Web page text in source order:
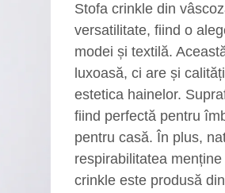
Stofa crinkle din
versatilitate, fiind o
modei și textilă.
luxoasă, ci are și
estetica hainelor.
fiind perfectă pentru
pentru casă. În plus,
respirabilitatea
crinkle este produsă